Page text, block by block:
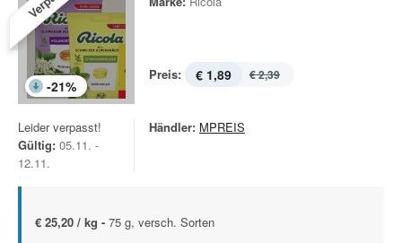
-21%
Preis: € 1,89 € 2,39
Leider verpasst!
Gültig: 05.11. -
12.11.
Händler: MPREIS
€ 25,20 / kg - 75 g, versch. Sorten